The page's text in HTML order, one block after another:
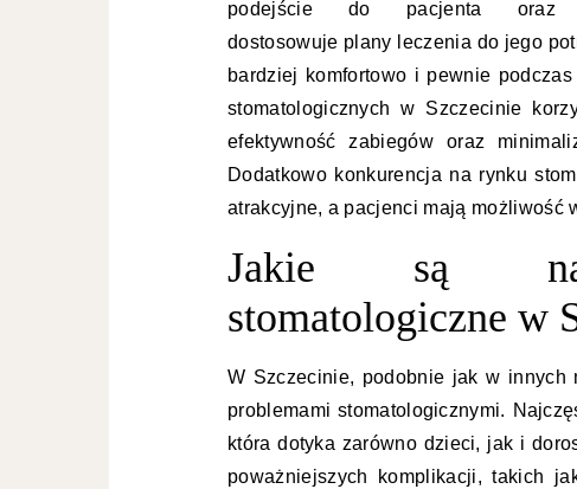
podejście do pacjenta oraz
dostosowuje plany leczenia do jego
bardziej komfortowo i pewnie
stomatologicznych w Szczecinie
efektywność zabiegów oraz
Dodatkowo konkurencja na rynku
atrakcyjne, a pacjenci mają możliwość
Jakie są
stomatologiczne w
W Szczecinie, podobnie jak w innych
problemami stomatologicznymi.
która dotyka zarówno dzieci, jak i
poważniejszych komplikacji, takich